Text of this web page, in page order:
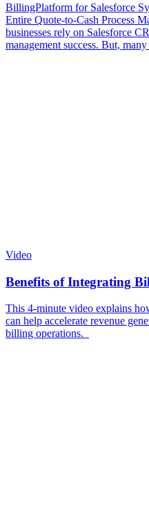
BillingPlatform for Salesforce
Entire Quote-to-Cash Process
businesses rely on Salesforce
management success. But,
Video
Benefits of Integrating
This 4-minute video explains
can help accelerate revenue
billing operations.